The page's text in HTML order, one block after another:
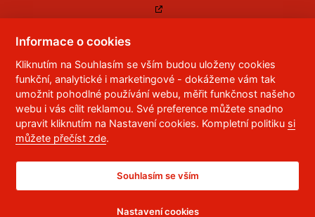
© 2023 Univerzita Pardubice,Studentská 95
532 10 Pardubice 2
Telefon: 466 036 111, 466 036 112, 466 036 113
Správce webu ,RSS
ID datové schránky:
Prohlášení o přístupnosti
Informace o cookies
Kliknutím na Souhlasím se vším budou uloženy cookies
funkční, analytické i marketingové - dokážeme vám tak
umožnit pohodlné používání webu, měřit funkčnost našeho
webu i vás cílit reklamou. Své preference můžete snadno
upravit kliknutím na Nastavení cookies. Kompletní politiku si
můžete přečíst zde.
Souhlasím se vším
Nastavení cookies